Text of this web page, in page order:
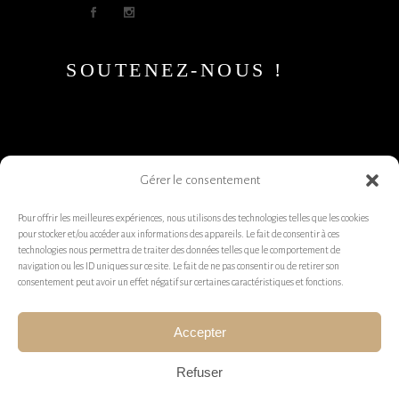
Gérer le consentement
Pour offrir les meilleures expériences, nous utilisons des technologies telles que les cookies
pour stocker et/ou accéder aux informations des appareils. Le fait de consentir à ces
technologies nous permettra de traiter des données telles que le comportement de
navigation ou les ID uniques sur ce site. Le fait de ne pas consentir ou de retirer son
consentement peut avoir un effet négatif sur certaines caractéristiques et fonctions.
Accepter
Refuser
SOUTENEZ-NOUS !